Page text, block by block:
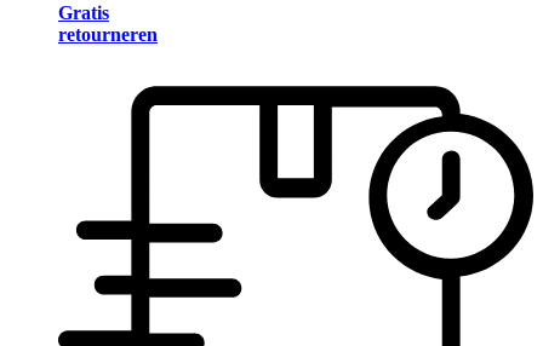
Gratis
retourneren